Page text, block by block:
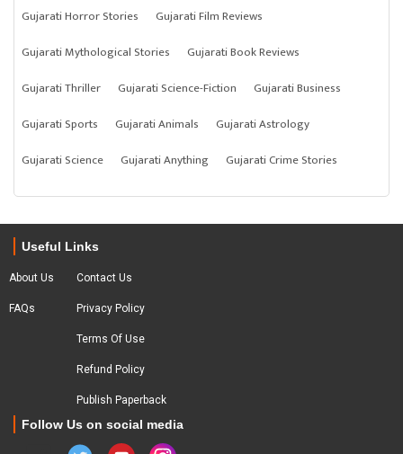
Gujarati Horror Stories
Gujarati Film Reviews
Gujarati Mythological Stories
Gujarati Book Reviews
Gujarati Thriller
Gujarati Science-Fiction
Gujarati Business
Gujarati Sports
Gujarati Animals
Gujarati Astrology
Gujarati Science
Gujarati Anything Gujarati Crime Stories
Useful Links
About Us
FAQs
Contact Us
Privacy Policy
Terms Of Use
Refund Policy
Publish Paperback
Follow Us on social media